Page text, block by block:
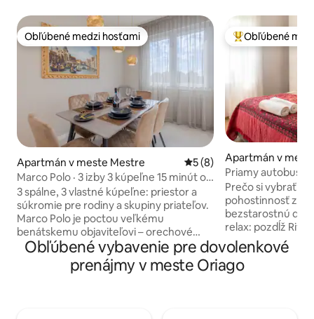
Obľúbené medzi hosťami
Obľúbené medzi hosťami
Apartmán v meste Mestre Priemerné ohodnotenie 5
5 (8)
Marco Polo · 3 izby 3 kúpeľne 15 minút od
Benátok
3 spálne, 3 vlastné kúpeľne: priestor a
súkromie pre rodiny a skupiny priateľov.
Marco Polo je poctou veľkému
benátskemu objaviteľovi – orechové
drevo ako lode, terakota ako koreniny
Východu, starožitná mapa sveta. Každá
izba má vlastnú kúpeľňu, televízor a
Najobľúbenejšie
Obľúbené
Apartmán v
Priamy autobus
parkovanie •
Prečo si vybrať
pohostinnosť
bezstarostnú dovolenku ​🗺️
relax: pozdĺž
(autom/
na objavovanie
načerpanie
Obľúbené vybavenie pre dovolenkové
prenájmy v meste Oriago